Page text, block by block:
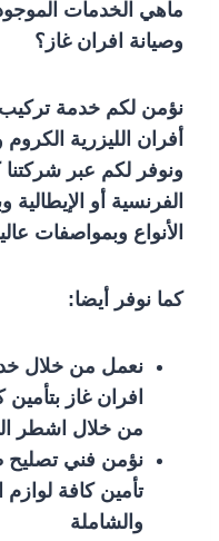
ماهي الخدمات
وصيانة افران غاز؟
نؤمن لكم خدمة تركيب
أفران الليزرية
ونوفر لكم عبر شركتنا
الفرنسية أو
الأنواع وبمواصفات
كما نوفر أيضا:
نعمل من خلال
افران غاز بتأمين
من خلال اشطر
نؤمن فني
تأمين كافة لوازم
والشاملة